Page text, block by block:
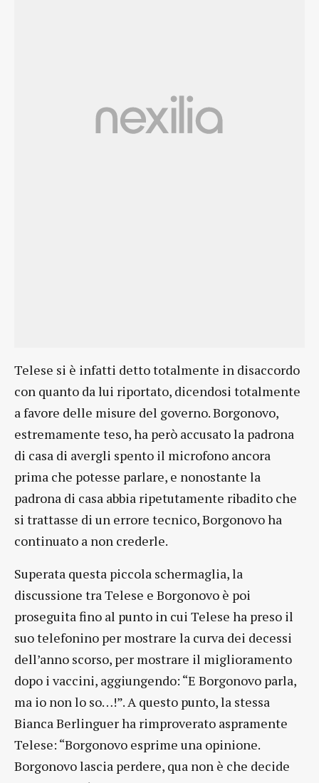
Telese si è infatti detto totalmente in disaccordo
con quanto da lui riportato, dicendosi totalmente
a favore delle misure del governo. Borgonovo,
estremamente teso, ha però accusato la padrona
di casa di avergli spento il microfono ancora
prima che potesse parlare, e nonostante la
padrona di casa abbia ripetutamente ribadito che
si trattasse di un errore tecnico, Borgonovo ha
continuato a non crederle.
Superata questa piccola schermaglia, la
discussione tra Telese e Borgonovo è poi
proseguita fino al punto in cui Telese ha preso il
suo telefonino per mostrare la curva dei decessi
dell’anno scorso, per mostrare il miglioramento
dopo i vaccini, aggiungendo: “E Borgonovo parla,
ma io non lo so…!”. A questo punto, la stessa
Bianca Berlinguer ha rimproverato aspramente
Telese: “Borgonovo esprime una opinione.
Borgonovo lascia perdere, qua non è che decide